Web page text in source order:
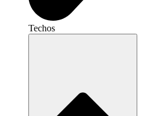
Techos